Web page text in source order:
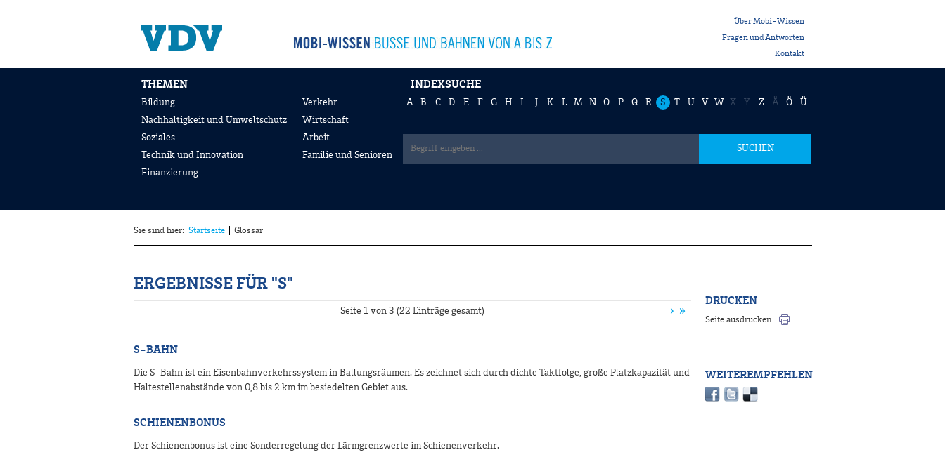
Über Mobi-Wissen
Fragen und Antworten
Kontakt
THEMEN
Bildung
Nachhaltigkeit und Umweltschutz
Soziales
Technik und Innovation
Finanzierung
Verkehr
Wirtschaft
Arbeit
Familie und Senioren
INDEXSUCHE
A B C D E F G H I K L M N O P Q R S T U V W X Y Z Ä Ö Ü
SUCHEN
Sie sind hier: Startseite Glossar
ERGEBNISSE FÜR "S"
› »
Seite 1 von 3 (22 Einträge gesamt)
S-BAHN
Die S-Bahn ist ein Eisenbahnverkehrssystem in Ballungsräumen. Es zeichnet sich durch dichte Taktfolge, große Platzkapazität und
Haltestellenabstände von 0,8 bis 2 km im besiedelten Gebiet aus.
SCHIENENBONUS
Der Schienenbonus ist eine Sonderregelung der Lärmgrenzwerte im Schienenverkehr.
DRUCKEN
Seite ausdrucken
WEITEREMPFEHLEN